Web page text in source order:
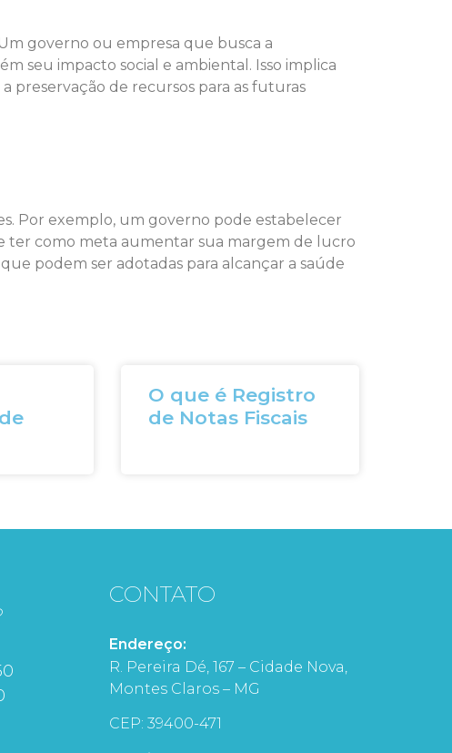
governo ou empresa que busca a
seu impacto social e ambiental. Isso implica
preservação de recursos para as futuras
Por exemplo, um governo pode estabelecer
ter como meta aumentar sua margem de lucro
podem ser adotadas para alcançar a saúde
O que é Registro
de Notas Fiscais
CONTATO
Endereço:
R. Pereira Dé, 167 – Cidade Nova,
Montes Claros – MG
CEP: 39400-471